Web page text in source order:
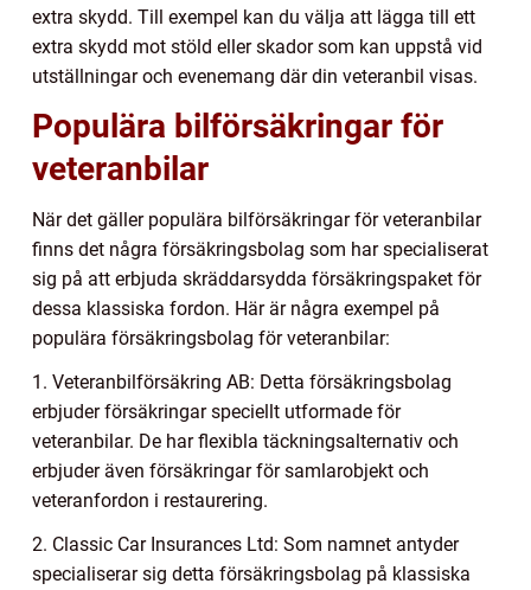
extra skydd. Till exempel kan du välja att lägga till ett
extra skydd mot stöld eller skador som kan uppstå vid
utställningar och evenemang där din veteranbil visas.
Populära bilförsäkringar för
veteranbilar
När det gäller populära bilförsäkringar för veteranbilar
finns det några försäkringsbolag som har specialiserat
sig på att erbjuda skräddarsydda försäkringspaket för
dessa klassiska fordon. Här är några exempel på
populära försäkringsbolag för veteranbilar:
1. Veteranbilförsäkring AB: Detta försäkringsbolag
erbjuder försäkringar speciellt utformade för
veteranbilar. De har flexibla täckningsalternativ och
erbjuder även försäkringar för samlarobjekt och
veteranfordon i restaurering.
2. Classic Car Insurances Ltd: Som namnet antyder
specialiserar sig detta försäkringsbolag på klassiska